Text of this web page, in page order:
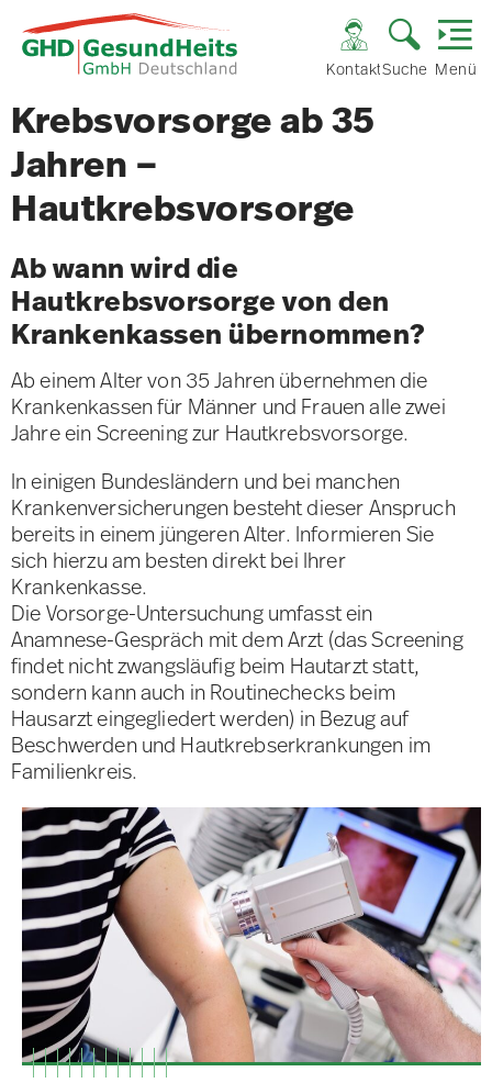
KontaktSuche Menü
Krebsvorsorge ab 35
Jahren –
Hautkrebsvorsorge
Ab wann wird die
Hautkrebsvorsorge von den
Krankenkassen übernommen?
Ab einem Alter von 35 Jahren übernehmen die
Krankenkassen für Männer und Frauen alle zwei
Jahre ein Screening zur Hautkrebsvorsorge.
In einigen Bundesländern und bei manchen
Krankenversicherungen besteht dieser Anspruch
bereits in einem jüngeren Alter. Informieren Sie
sich hierzu am besten direkt bei Ihrer
Krankenkasse.
Die Vorsorge-Untersuchung umfasst ein
Anamnese-Gespräch mit dem Arzt (das Screening
findet nicht zwangsläufig beim Hautarzt statt,
sondern kann auch in Routinechecks beim
Hausarzt eingegliedert werden) in Bezug auf
Beschwerden und Hautkrebserkrankungen im
Familienkreis.